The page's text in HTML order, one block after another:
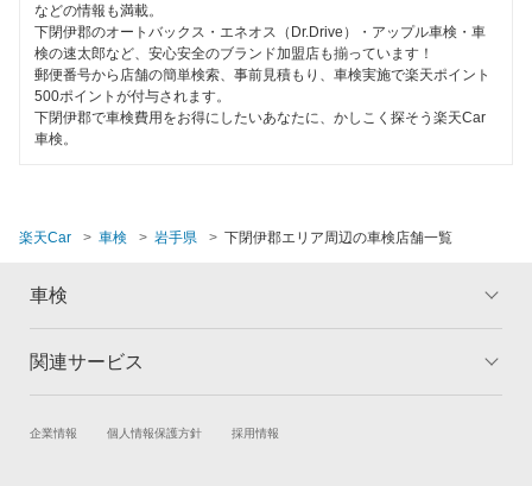
大船渡市
釜石市
上閉伊郡
紫波郡
滝沢市
早割りあり
クレジットカードOK
土日祝OK
引取り・納車あり
ハイブリッド車OK
EV車OK
1日車検
閉じる
などの情報も満載。
下閉伊郡のオートバックス・エネオス（Dr.Drive）・アップル車検・車
検の速太郎など、安心安全のブランド加盟店も揃っています！
郵便番号から店舗の簡単検索、事前見積もり、車検実施で楽天ポイント
500ポイントが付与されます。
下閉伊郡で車検費用をお得にしたいあなたに、かしこく探そう楽天Car
車検。
楽天Car 車検 岩手県 下閉伊郡エリア周辺の車検店舗一覧
車検
トップ
車検の基礎知識 キャンペーン一覧
関連サービス
試乗・商談 新車購入
企業情報 個人情報保護方針 採用情報